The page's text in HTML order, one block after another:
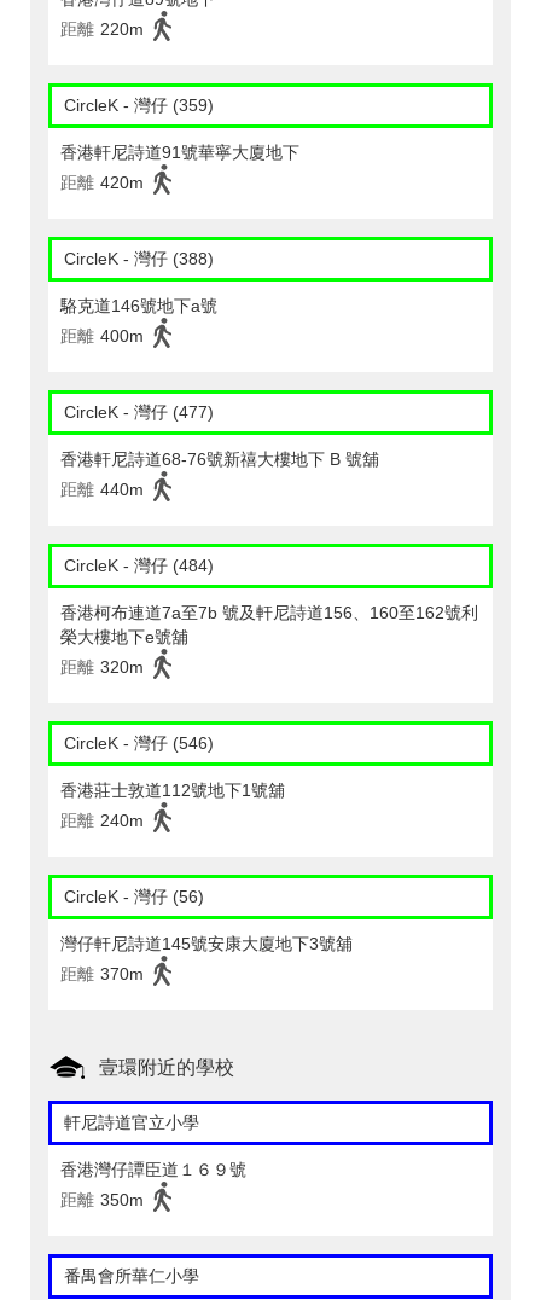
距離 220m
CircleK - 灣仔 (359)
香港軒尼詩道91號華寧大廈地下
距離 420m
CircleK - 灣仔 (388)
駱克道146號地下a號
距離 400m
CircleK - 灣仔 (477)
香港軒尼詩道68-76號新禧大樓地下 B 號舖
距離 440m
CircleK - 灣仔 (484)
香港柯布連道7a至7b 號及軒尼詩道156、160至162號利
榮大樓地下e號舖
距離 320m
CircleK - 灣仔 (546)
香港莊士敦道112號地下1號舖
距離 240m
CircleK - 灣仔 (56)
灣仔軒尼詩道145號安康大廈地下3號舖
距離 370m
壹環附近的學校
軒尼詩道官立小學
香港灣仔譚臣道１６９號
距離 350m
番禺會所華仁小學